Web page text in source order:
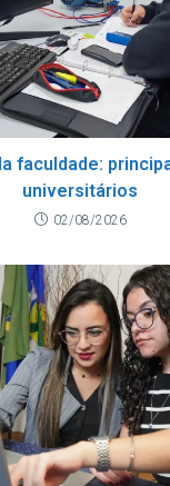
faculdade:
universitários
02/08/2026